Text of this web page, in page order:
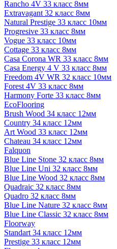
Rancho 4V 33 класс 8мм
Extravagant 32 класс 8мм
Natural Prestige 33 класс 10мм
Progresive 33 класс 8мм
Vogue 33 класс 10мм
Cottage 33 класс 8мм
Casa Corona WR 33 класс 8мм
Casa Energy 4 V 33 класс 8мм
Freedom 4V WR 32 класс 10мм
Forest 4V 33 класс 8мм
Harmony Forte 33 класс 8мм
EcoFlooring
Brush Wood 34 класс 12мм
Country 34 класс 12мм
Art Wood 33 класс 12мм
Chateau 34 класс 12мм
Falquon
Blue Line Stone 32 класс 8мм
Blue Line Uni 32 класс 8мм
Blue Line Wood 32 класс 8мм
Quadraic 32 класс 8мм
Quadro 32 класс 8мм
Blue Line Nature 32 класс 8мм
Blue Line Classic 32 класс 8мм
Floorway
Standart 34 класс 12мм
Prestige 33 класс 12мм